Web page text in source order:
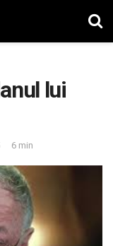
lui
6 min